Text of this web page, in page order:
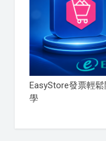
EasyStore發票輕
學